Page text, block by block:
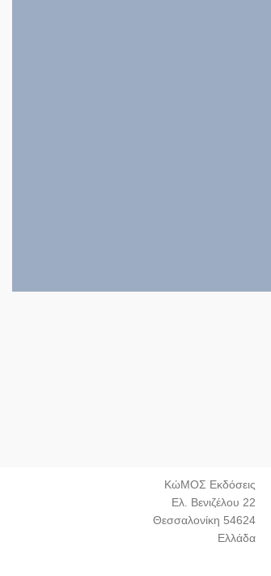
ΚώΜΟΣ Εκδόσεις
Ελ. Βενιζέλου 22
Θεσσαλονίκη 54624
Ελλάδα